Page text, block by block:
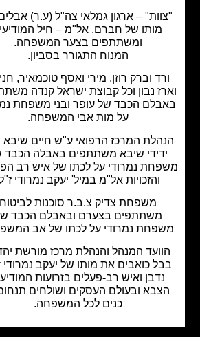
– ארגון גמלאי צה"ל (ע.ר) אבלים על
מותו של חברם, אל"מ – חיל המודיעין,
ומשתתפים בצער המשפחה.
המנוח התגורר בסביון.
וברק רוזן, מירי ואסף טוכמאיר, חניטל
נבון וכל קבוצת ישראל קנדה משתתפים
הכבד של עופר ובני משפחת נמרודי
על מות אבי המשפחה.
המרכז הרפואי ע"ש חיים שיבא וחוג
שיבא משתתפים באבלה הכבד של
נמרודי על לכתו של איש רב הפעלים
והזכויות אל"מ במיל' יעקב נמרודי ז"ל.
משפחת צדיק צ.ב.ר סוכנות לביטוח
משתתפים בצערם ובאבלם הכבד של
נמרודי על לכתו של אב המשפחה.
המנהל והנהלת מרכז מורשת יהדות
כואבים את מותו של יעקב נמרודי ז"ל,
נדבן ואיש רב-פעלים בזרועות המודיעין,
ובעולם העסקים ושולחים תנחומים
כנים לכל המשפחה.